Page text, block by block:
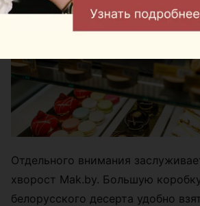
Отдельного внимания
хворост Mak.by. Большую
белорусского десерта удобно